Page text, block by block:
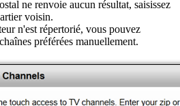
ne renvoie aucun résultat, saisissez
voisin.
n'est répertorié, vous pouvez
préférées manuellement.